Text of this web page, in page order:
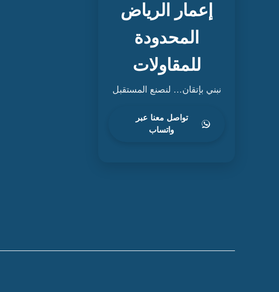
إعمار الرياض
المحدودة
للمقاولات
نبني بإتقان… لنصنع المستقبل
تواصل معنا عبر
واتساب